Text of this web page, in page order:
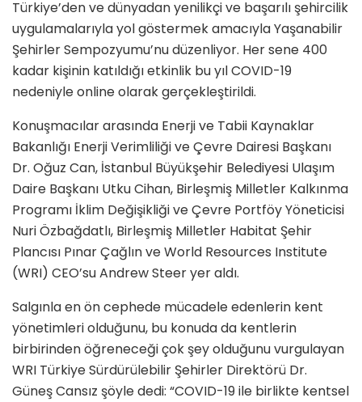
Türkiye’den ve dünyadan yenilikçi ve başarılı şehircilik
uygulamalarıyla yol göstermek amacıyla Yaşanabilir
Şehirler Sempozyumu’nu düzenliyor. Her sene 400
kadar kişinin katıldığı etkinlik bu yıl COVID-19
nedeniyle online olarak gerçekleştirildi.
Konuşmacılar arasında Enerji ve Tabii Kaynaklar
Bakanlığı Enerji Verimliliği ve Çevre Dairesi Başkanı
Dr. Oğuz Can, İstanbul Büyükşehir Belediyesi Ulaşım
Daire Başkanı Utku Cihan, Birleşmiş Milletler Kalkınma
Programı İklim Değişikliği ve Çevre Portföy Yöneticisi
Nuri Özbağdatlı, Birleşmiş Milletler Habitat Şehir
Plancısı Pınar Çağlın ve World Resources Institute
(WRI) CEO’su Andrew Steer yer aldı.
Salgınla en ön cephede mücadele edenlerin kent
yönetimleri olduğunu, bu konuda da kentlerin
birbirinden öğreneceği çok şey olduğunu vurgulayan
WRI Türkiye Sürdürülebilir Şehirler Direktörü Dr.
Güneş Cansız şöyle dedi: “COVID-19 ile birlikte kentsel